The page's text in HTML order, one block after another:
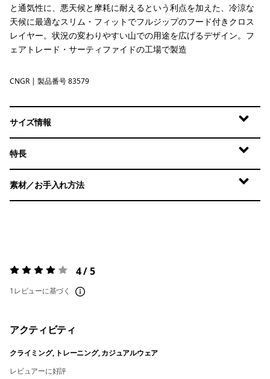
と通気性に、悪天候と摩耗に耐えるという利点を加えた、冷涼な
天候に最適なスリム・フィットでフルジップのフード付きクロス
レイヤー。状況の変わりやすい山での用途を広げるデザイン。フ
ェアトレード・サーティファイドの工場で製造
Canopy Green
CNGR | 製品番号 83579
サイズ情報
特長
素材／お手入れ方法
評価:4 / 5 4 / 5
1レビューに基づく
アクティビティ
クライミング, トレーニング, カジュアルウェア
レビュアーに好評